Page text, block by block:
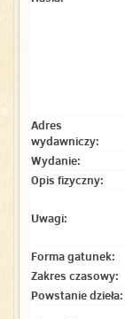
Adres
wydawniczy:
Wydanie:
Opis fizyczny:
Uwagi:
Forma gatunek:
Zakres czasowy:
Powstanie dzieła: